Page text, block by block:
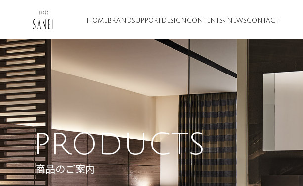
HOME BRANDSUPPORT DESIGN CONTENTS NEWSCONTACT
PRODUCTS
商品のご案内